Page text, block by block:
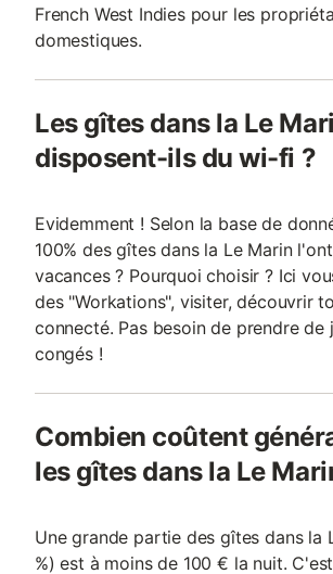
French West Indies pour les
domestiques.
Les gîtes dans la Le
disposent-ils du wi-fi ?
Evidemment ! Selon la base de
100% des gîtes dans la Le Marin
vacances ? Pourquoi choisir ? Ici
des "Workations", visiter, découvrir
connecté. Pas besoin de prendre de
congés !
Combien coûtent
les gîtes dans la Le
Une grande partie des gîtes dans la
%) est à moins de 100 € la nuit.